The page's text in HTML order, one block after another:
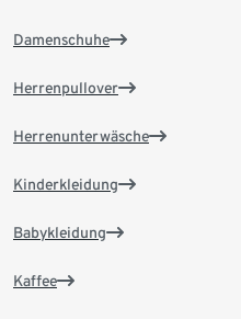
Damenschuhe
Herrenpullover
Herrenunterwäsche
Kinderkleidung
Babykleidung
Kaffee